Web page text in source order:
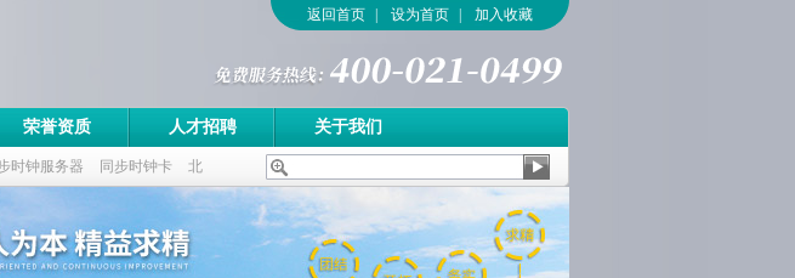
返回首页 设为首页 加入收藏
荣誉资质 人才招聘 关于我们
时钟服务器 同步时钟卡 北